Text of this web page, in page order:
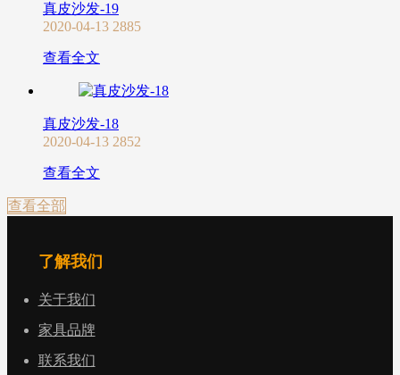
真皮沙发-19
2020-04-13 2885
查看全文
真皮沙发-18
2020-04-13 2852
查看全文
查看全部
了解我们
关于我们
家具品牌
联系我们